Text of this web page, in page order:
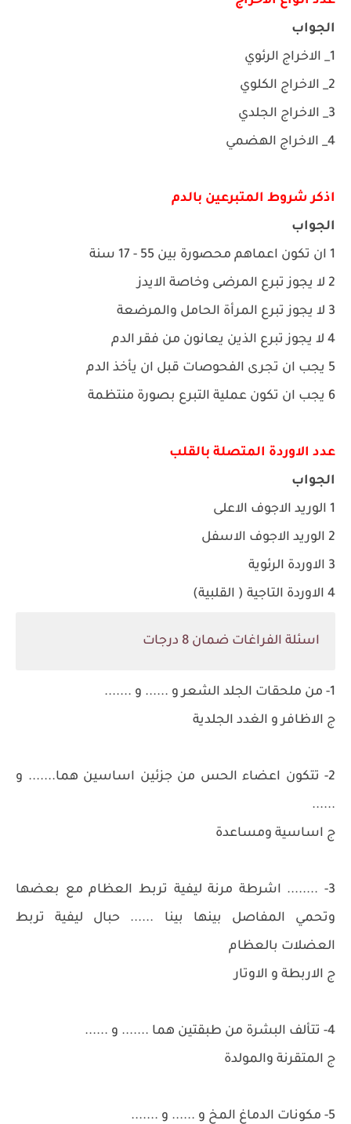
الجواب
1_ الاخراج الرئوي
2_ الاخراج الكلوي
3_ الاخراج الجلدي
4_ الاخراج الهضمي
اذكر شروط المتبرعين بالدم
الجواب
1 ان تكون اعماهم محصورة بين 55 - 17 سنة
2 لا يجوز تبرع المرضى وخاصة الايدز
3 لا يجوز تبرع المرأة الحامل والمرضعة
4 لا يجوز تبرع الذين يعانون من فقر الدم
5 يجب ان تجرى الفحوصات قبل ان يأخذ الدم
6 يجب ان تكون عملية التبرع بصورة منتظمة
عدد الاوردة المتصلة بالقلب
الجواب
1 الوريد الاجوف الاعلى
2 الوريد الاجوف الاسفل
3 الاوردة الرئوية
4 الاوردة التاجية ( القلبية)
اسئلة الفراغات ضمان 8 درجات
1- من ملحقات الجلد الشعر و ...... و .......
ج الاظافر و الغدد الجلدية
2- تتكون اعضاء الحس من جزئين اساسين هما....... و
......
ج اساسية ومساعدة
3- ........ اشرطة مرنة ليفية تربط العظام مع بعضها
وتحمي المفاصل بينها بينا ...... حبال ليفية تربط
العضلات بالعظام
ج الاربطة و الاوتار
4- تتألف البشرة من طبقتين هما ....... و ......
ج المتقرنة والمولدة
5- مكونات الدماغ المخ و ...... و .......